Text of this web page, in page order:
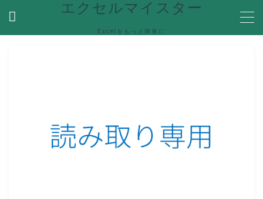
エクセルマイスター
Excelをもっと簡単に
便利な機能 Ecxelの便利な機能や使い方を紹介